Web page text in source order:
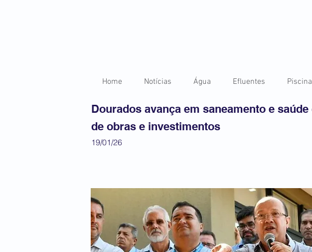
Home Notícias Água Efluentes
Dourados avança em saneamento e
de obras e investimentos
19/01/26